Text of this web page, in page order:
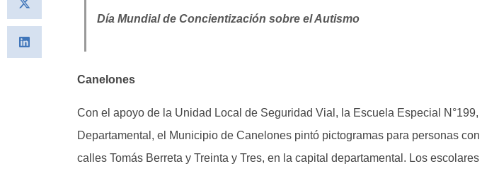
Día Mundial de Concientización sobre el Autismo
Canelones
Con el apoyo de la Unidad Local de Seguridad Vial, la Escuela Especial
Departamental, el Municipio de Canelones pintó pictogramas para personas
calles Tomás Berreta y Treinta y Tres, en la capital departamental. Los